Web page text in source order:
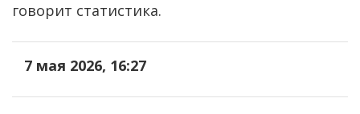
говорит статистика.
7 мая 2026, 16:27